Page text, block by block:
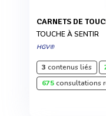
CARNETS DE
TOUCHE À SENTIR
HGV®
3 contenus liés
675consultations